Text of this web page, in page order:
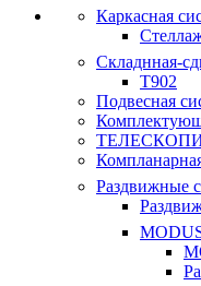
Каркасная
Складнная-
T902
Подвесная
Раздвижные